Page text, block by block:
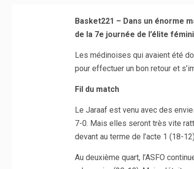
Basket221 – Dans un énorme
de la 7e journée de l’élite
Les médinoises qui avaient été
pour effectuer un bon retour et
Fil du match
Le Jaraaf est venu avec des
7-0. Mais elles seront très vite
devant au terme de l’acte 1 (18-
Au deuxième quart, l’ASFO